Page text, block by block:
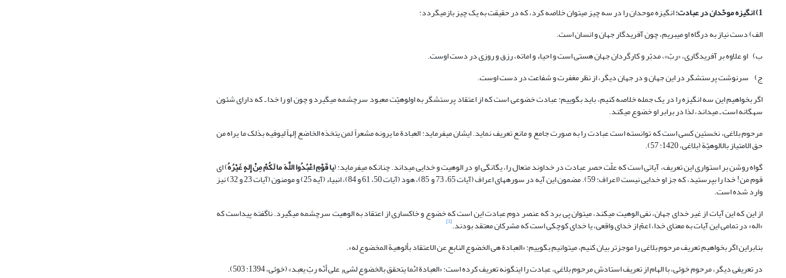
1) انگیزه موحّدان در عبادت:
انگیزه موحدان را در سه چیز می‏توان خلاصه کرد، که در حقیقت به یک چیز بازمی‏گردد:
الف) دست نیاز به درگاه او می‏بریم، چون آفریدگار جهان و انسان است.
ب‌) او علاوه بر آفریدگاری، «ربّ»، مدبّر و کارگردان جهان هستی است و احیاء و اماته، رزق و روزی در دست اوست.
ج‌) سرنوشت پرستش‏گر در این جهان و در جهان دیگر، از نظر مغفرت و شفاعت در دست اوست.
اگر بخواهیم این سه انگیزه را در یک جمله خلاصه کنیم، باید بگوییم: عبادت خضوعی است که از اعتقاد پرستش‏گر به اولوهیّت معبود سرچشمه می‏گیرد و چون او را خدا ـ که دارای شئون
سه‏گانه است ـ می‏داند، لذا در برابر او خضوع می‏کند.
مرحوم بلاغی، نخستین کسی است که توانسته است عبادت را به صورت جامع و مانع تعریف نماید. ایشان می‏فرماید: العبادة ما یرونه مشعراً لمن یتخذه الخاضع إلهاً لیوفیه بذلک ما یراه من
حق الامتیاز بالالوهیّة (بلاغی، 1420: 57).
گواه روشن بر استواری این تعریف، آیاتی است که علّت حصر عبادت در خداوند متعال را، یگانگی او در الوهیت و خدایی می‏داند. چنانکه می‏فرماید: (َیا قَوْمِ اعْبُدُوا اللَّهَ ما لَکُمْ مِنْ إِلهٍ غَیْرُهُ) ای
قوم من! خدا را بپرستید، که جز او خدایی نیست (اعراف: 59). مضمون این آیه در سوره‏های اعراف (آیات 65، 73 و 85)، هود (آیات 50، 61 و 84)، انبیاء (آیه 25) و مومنون (آیات 23 و 32) نیز
وارد شده است.
از این که این آیات از غیر خدای جهان، نفی الوهیت می‏کند، می‏توان پی برد که عنصر دوم عبادت این است که خضوع و خاکساری از اعتقاد به الوهیت سرچشمه می‏گیرد. ناگفته پیداست که
«اله» در تمامی این آیات به معنای خدا، اعمّ از خدای واقعی، یا خدای کوچکی است که مشرکان معتقد بودند.[1]
بنابراین اگر بخواهیم تعریف مرحوم بلاغی را موجزتر بیان کنیم، می‏توانیم بگوییم: «العبادة هی الخضوع النابع عن الاعتقاد بألوهیة المخضوع له».
در تعریفی دیگر، مرحوم خوئی، با الهام از تعریف استادش مرحوم بلاغی، عبادت را اینگونه تعریف کرده است: «العبادة انّما یتحقق بالخضوع لشیءٍ علی أنّه ربّ یعبد» (خوئی، 1394: 503).